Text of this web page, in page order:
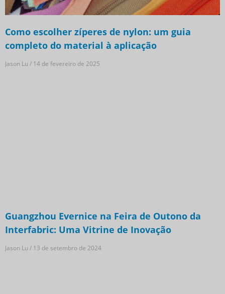
Como escolher zíperes de nylon: um guia
completo do material à aplicação
Jason Lu 14 de fevereiro de 2025
Guangzhou Evernice na Feira de Outono da
Interfabric: Uma Vitrine de Inovação
Jason Lu 13 de setembro de 2024